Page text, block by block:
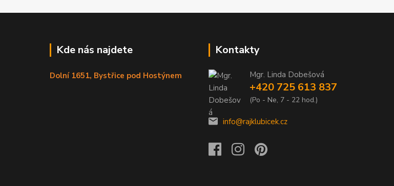
Kde nás najdete
Dolní 1651, Bystřice pod Hostýnem
Kontakty
Mgr. Linda Dobešová
+420 725 613 837
(Po - Ne, 7 - 22 hod.)
info@rajklubicek.cz